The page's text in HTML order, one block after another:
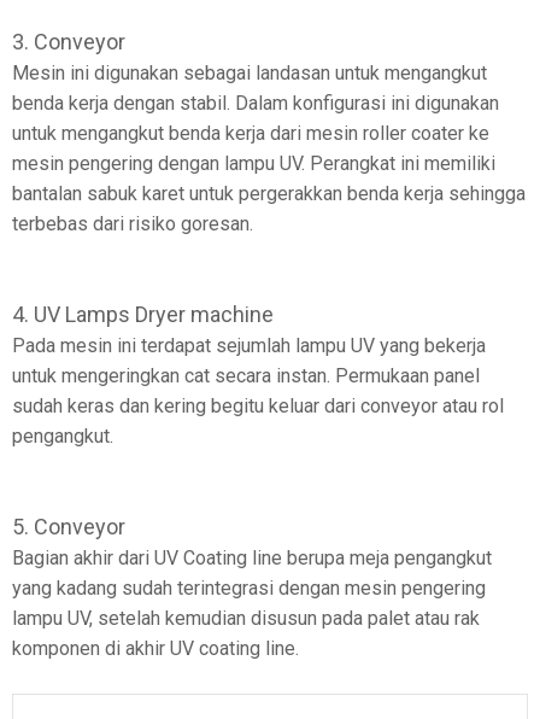
3. Conveyor
Mesin ini digunakan sebagai landasan untuk mengangkut
benda kerja dengan stabil. Dalam konfigurasi ini digunakan
untuk mengangkut benda kerja dari mesin roller coater ke
mesin pengering dengan lampu UV. Perangkat ini memiliki
bantalan sabuk karet untuk pergerakkan benda kerja sehingga
terbebas dari risiko goresan.
4. UV Lamps Dryer machine
Pada mesin ini terdapat sejumlah lampu UV yang bekerja
untuk mengeringkan cat secara instan. Permukaan panel
sudah keras dan kering begitu keluar dari conveyor atau rol
pengangkut.
5. Conveyor
Bagian akhir dari UV Coating line berupa meja pengangkut
yang kadang sudah terintegrasi dengan mesin pengering
lampu UV, setelah kemudian disusun pada palet atau rak
komponen di akhir UV coating line.